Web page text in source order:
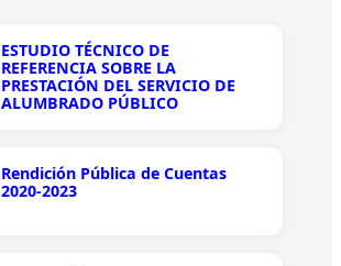
ESTUDIO TÉCNICO DE
REFERENCIA SOBRE LA
PRESTACIÓN DEL SERVICIO DE
ALUMBRADO PÚBLICO
Rendición Pública de Cuentas
2020-2023